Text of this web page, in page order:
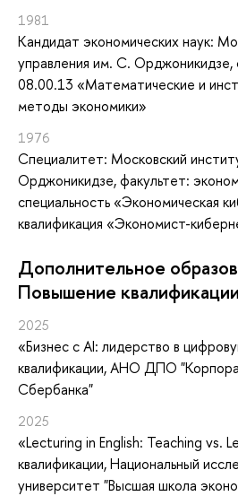
1981
Кандидат экономических наук:
управления им. С. Орджоникидзе,
08.00.13 «Математические и
методы экономики»
1976
Специалитет: Московский
Орджоникидзе, факультет:
специальность «Экономическая
квалификация «Экономист-
Дополнительное
Повышение
2025
«Бизнес с AI: лидерство в
квалификации, АНО ДПО
Сбербанка"
2025
«Lecturing in English: Teaching vs.
квалификации, Национальный
университет "Высшая школа